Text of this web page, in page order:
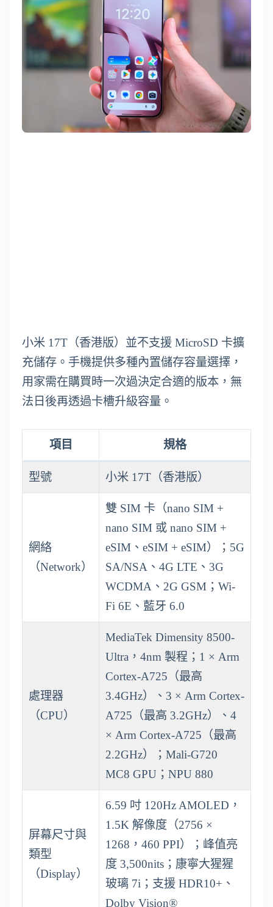
小米 17T（香港版）並不支援 MicroSD 卡擴
充儲存。手機提供多種內置儲存容量選擇，
用家需在購買時一次過決定合適的版本，無
法日後再透過卡槽升級容量。
項目 規格
型號 小米 17T（香港版）
網絡
（Network）
雙 SIM 卡（nano SIM +
nano SIM 或 nano SIM +
eSIM、eSIM + eSIM）；5G
SA/NSA、4G LTE、3G
WCDMA、2G GSM；Wi-
Fi 6E、藍牙 6.0
處理器
（CPU）
MediaTek Dimensity 8500-
Ultra，4nm 製程；1 × Arm
Cortex-A725（最高
3.4GHz）、3 × Arm Cortex-
A725（最高 3.2GHz）、4
× Arm Cortex-A725（最高
2.2GHz）；Mali-G720
MC8 GPU；NPU 880
屏幕尺寸與
類型
（Display）
6.59 吋 120Hz AMOLED，
1.5K 解像度（2756 ×
1268，460 PPI）；峰值亮
度 3,500nits；康寧大猩猩
玻璃 7i；支援 HDR10+、
Dolby Vision®